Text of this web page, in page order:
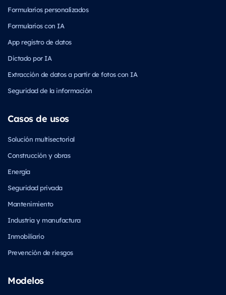
Formularios personalizados
Formularios con IA
App registro de datos
Dictado por IA
Extracción de datos a partir de fotos con IA
Seguridad de la información
Casos de usos
Solución multisectorial
Construcción y obras
Energía
Seguridad privada
Mantenimiento
Industria y manufactura
Inmobiliario
Prevención de riesgos
Modelos